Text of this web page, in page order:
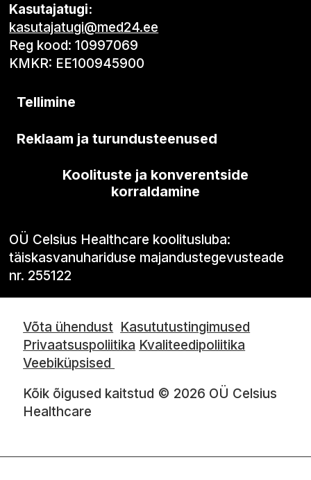
Kasutajatugi:
kasutajatugi@med24.ee
Reg kood: 10997069
KMKR: EE100945900
Tellimine
Reklaam ja turundusteenused
Koolituste ja konverentside
korraldamine
OÜ Celsius Healthcare koolitusluba:
täiskasvanuhariduse majandustegevusteade
nr. 255122
Võta ühendust Kasututustingimused
Privaatsuspoliitika Kvaliteedipoliitika
Veebiküpsised
Kõik õigused kaitstud © 2026 OÜ Celsius
Healthcare